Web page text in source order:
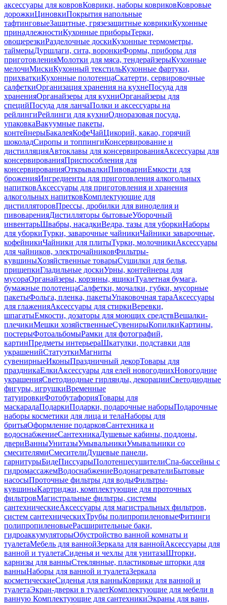
аксессуары для ковровКоврики, наборы ковриковКовровые
дорожкиЦиновкиПокрытия напольные
тафтинговыеЗащитные, грязезащитные коврикиКухонные
принадлежностиКухонные приборыТерки,
овощерезкиРазделочные доскиКухонные термометры,
таймерыДуршлаги, сита, воронкиФормы, приборы для
приготовленияМолотки для мяса, тендерайзерыКухонные
мелочиМискиКухонный текстильКухонные фартуки,
прихваткиКухонные полотенцаСкатерти, сервировочные
салфеткиОрганизация хранения на кухнеПосуда для
храненияОрганайзеры для кухниОрганайзеры для
специйПосуда для ланчаПолки и аксессуары на
рейлингиРейлинги для кухниОдноразовая посуда,
упаковкаВакуумные пакеты,
контейнерыБакалеяКофеЧайЦикорий, какао, горячий
шоколадСиропы и топпингиКонсервирование и
дистилляцияАвтоклавы для консервированияАксессуары для
консервированияПриспособления для
консервированияОткрывалкиПивоварниЕмкости для
броженияИнгредиенты для приготовления алкогольных
напитковАксессуары для приготовления и хранения
алкогольных напитковКомплектующие для
дистилляторовПрессы, дробилки для виноделия и
пивоваренияДистилляторы бытовыеУборочный
инвентарьШвабры, насадкиВедра, тазы для уборкиНаборы
для уборкиТурки, заварочные чайникиЧайники заварочные,
кофейникиЧайники для плитыТурки, молочникиАксессуары
для чайников, электрочайниковФильтры-
кувшиныХозяйственные товарыСушилки для белья,
прищепкиГладильные доскиУрны, контейнеры для
мусораОрганайзеры, корзины, ящикиТуалетная бумага,
бумажные полотенцаСалфетки, мочалки, губки, мусорные
пакетыФольга, пленка, пакетыУпаковочная тараАксессуары
для глаженияАксессуары для стиркиВеревки,
шпагатыЕмкости, дозаторы для моющих средствВешалки-
плечикиМешки хозяйственныеСувенирыКопилкиКартины,
постерыФотоальбомыРамки для фотографий,
картинПредметы интерьераШкатулки, подставки для
украшенийСтатуэткиМагниты
сувенирныеИконыПраздничный декорТовары для
праздникаЕлкиАксессуары для елей новогоднихНовогодние
украшенияСветодиодные гирлянды, декорацииСветодиодные
фигуры, игрушкиВременные
татуировкиФотобутафорияТовары для
маскарадаПодаркиПодарки, подарочные наборыПодарочные
наборы косметики для лица и телаНаборы для
бритьяОформление подарковСантехника и
водоснабжениеСантехникаДушевые кабины, поддоны,
двериВанныУнитазыУмывальникиУмывальники со
смесителямиСмесителиДушевые панели,
гарнитурыБидеПиссуарыПолотенцесушителиСпа-бассейны с
гидромассажемВодоснабжениеВодонагревателиБытовые
насосыПроточные фильтры для водыФильтры-
кувшиныКартриджи, комплектующие для проточных
фильтровМагистральные фильтры, системы
сантехническиеАксессуары для магистральных фильтров,
систем сантехническихТрубы полипропиленовыеФитинги
полипропиленовыеРасширительные баки,
гидроаккумуляторыОбустройство ванной комнаты и
туалетаМебель для ваннойЗеркала для ваннойАксессуары для
ванной и туалетаСиденья и чехлы для унитазаШторки,
карнизы для ванныСтеклянные, пластиковые шторки для
ванныНаборы для ванной и туалетаЗеркала
косметическиеСиденья для ванныКоврики для ванной и
туалетаЭкран-дверки в туалетКомплектующие для мебели в
ванную Комплектующие для сантехникиЭкраны для ванн,